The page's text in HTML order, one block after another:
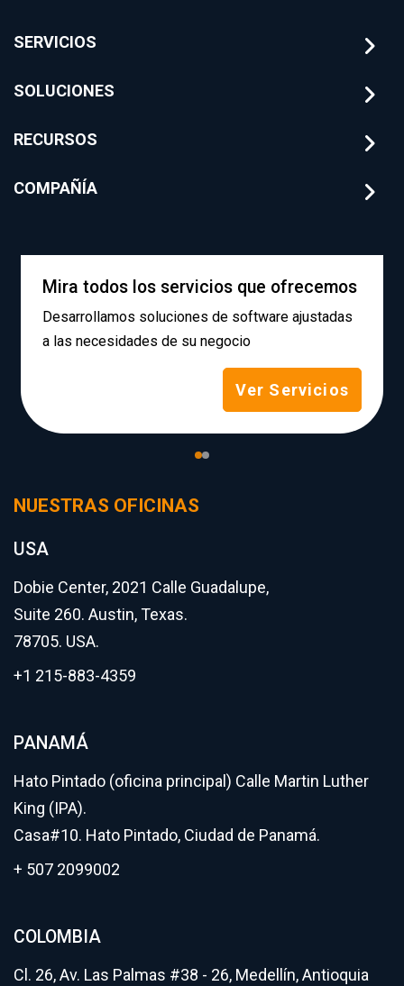
SERVICIOS
SOLUCIONES
RECURSOS
COMPAÑÍA
Mira todos los servicios que ofrecemos
Desarrollamos soluciones de software ajustadas
a las necesidades de su negocio
Ver Servicios
NUESTRAS OFICINAS
USA
Dobie Center, 2021 Calle Guadalupe,
Suite 260. Austin, Texas.
78705. USA.
+1 215-883-4359
PANAMÁ
Hato Pintado (oficina principal) Calle Martin Luther
King (IPA).
Casa#10. Hato Pintado, Ciudad de Panamá.
+ 507 2099002
COLOMBIA
Cl. 26, Av. Las Palmas #38 - 26, Medellín, Antioquia